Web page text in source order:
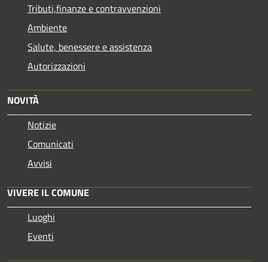
Tributi,finanze e contravvenzioni
Ambiente
Salute, benessere e assistenza
Autorizzazioni
NOVITÀ
Notizie
Comunicati
Avvisi
VIVERE IL COMUNE
Luoghi
Eventi